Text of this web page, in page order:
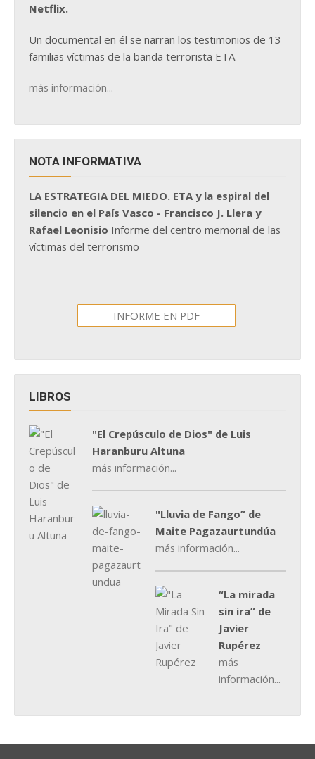
Netflix.
Un documental en él se narran los testimonios de 13
familias víctimas de la banda terrorista ETA.
más información...
NOTA INFORMATIVA
LA ESTRATEGIA DEL MIEDO. ETA y la espiral del
silencio en el País Vasco - Francisco J. Llera y
Rafael Leonisio Informe del centro memorial de las
víctimas del terrorismo
INFORME EN PDF
LIBROS
"El Crepúsculo de Dios" de Luis
Haranburu Altuna
más información...
"Lluvia de Fango” de
Maite Pagazaurtundúa
más información...
“La mirada
sin ira” de
Javier
Rupérez
más
información...